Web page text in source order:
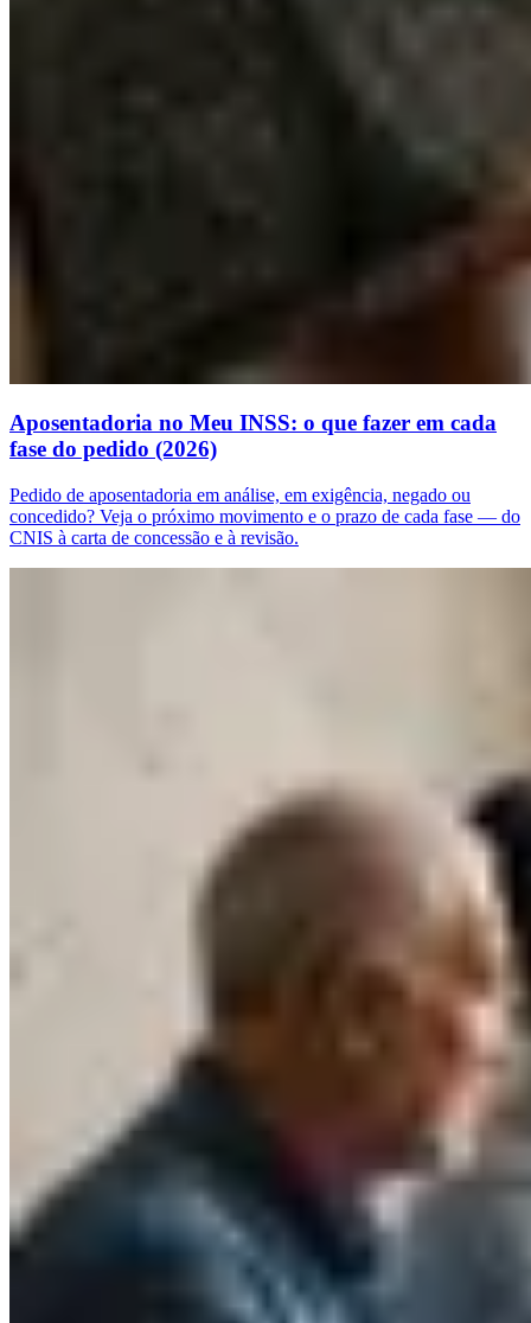
Aposentadoria no Meu INSS: o que fazer em cada
fase do pedido (2026)
Pedido de aposentadoria em análise, em exigência, negado ou
concedido? Veja o próximo movimento e o prazo de cada fase — do
CNIS à carta de concessão e à revisão.